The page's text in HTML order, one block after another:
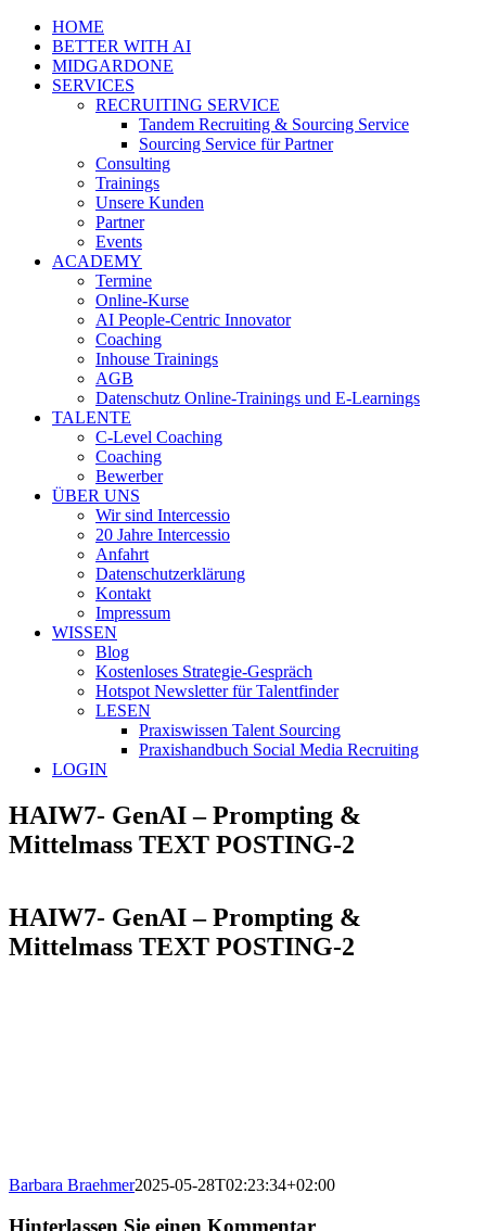
HOME
BETTER WITH AI
MIDGARDONE
SERVICES
RECRUITING SERVICE
Tandem Recruiting & Sourcing Service
Sourcing Service für Partner
Consulting
Trainings
Unsere Kunden
Partner
Events
ACADEMY
Termine
Online-Kurse
AI People-Centric Innovator
Coaching
Inhouse Trainings
AGB
Datenschutz Online-Trainings und E-Learnings
TALENTE
C-Level Coaching
Coaching
Bewerber
ÜBER UNS
Wir sind Intercessio
20 Jahre Intercessio
Anfahrt
Datenschutzerklärung
Kontakt
Impressum
WISSEN
Blog
Kostenloses Strategie-Gespräch
Hotspot Newsletter für Talentfinder
LESEN
Praxiswissen Talent Sourcing
Praxishandbuch Social Media Recruiting
LOGIN
HAIW7- GenAI – Prompting &
Mittelmass TEXT POSTING-2
HAIW7- GenAI – Prompting &
Mittelmass TEXT POSTING-2
Barbara Braehmer2025-05-28T02:23:34+02:00